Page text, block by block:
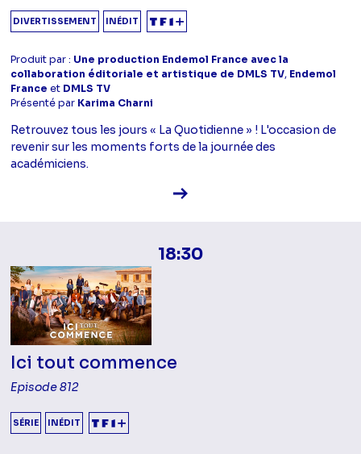
DIVERTISSEMENT INÉDIT
Produit par : Une production Endemol France avec la
collaboration éditoriale et artistique de DMLS TV, Endemol
France et DMLS TV
Présenté par Karima Charni
Retrouvez tous les jours « La Quotidienne » ! L'occasion de
revenir sur les moments forts de la journée des
académiciens.
Voir la fiche diffusion
18:30
Ici tout commence
Episode 812
SÉRIE INÉDIT